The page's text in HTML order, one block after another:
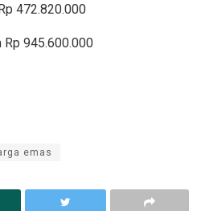
472.820.000
Rp 945.600.000
emas